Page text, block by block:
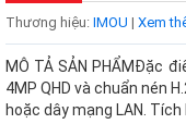
Thương hiệu: IMOU | Xem
MÔ TẢ SẢN PHẨMĐặc
4MP QHD và chuẩn nén
hoặc dây mạng LAN. Tích